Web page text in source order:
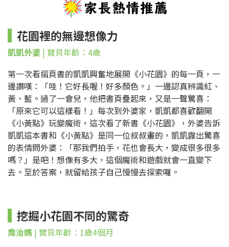
花園裡的無邊想像力
凱凱外婆 | 寶貝年齡：4歲
第一次看摺頁書的凱凱興奮地展開《小花園》的每一頁，一
邊讚嘆：「哇！它好長喔！好多顏色。」一邊認真辨識紅、
黃、藍。過了一會兒，他把書頁疊起來，又是一聲驚喜：
「原來它可以這樣看！」每次到外婆家，凱凱都喜歡翻開
《小黃點》玩變魔術，這次看了新書《小花園》，外婆告訴
凱凱這本書和《小黃點》是同一位叔叔畫的，凱凱露出驚喜
的表情問外婆：「那我們拍手，花也會長大，變成很多很多
嗎？」是吧！想像有多大，這個魔術和遊戲就會一直變下
去。至於答案，就留給孩子自己慢慢去探索囉。
挖掘小花園不同的驚奇
喬治媽 | 寶貝年齡：1歲4個月